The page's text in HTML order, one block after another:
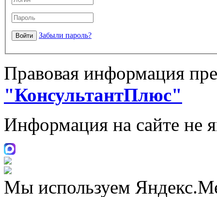
Забыли пароль?
Правовая информация
"КонсультантПлюс"
Информация на сайте не
Мы используем